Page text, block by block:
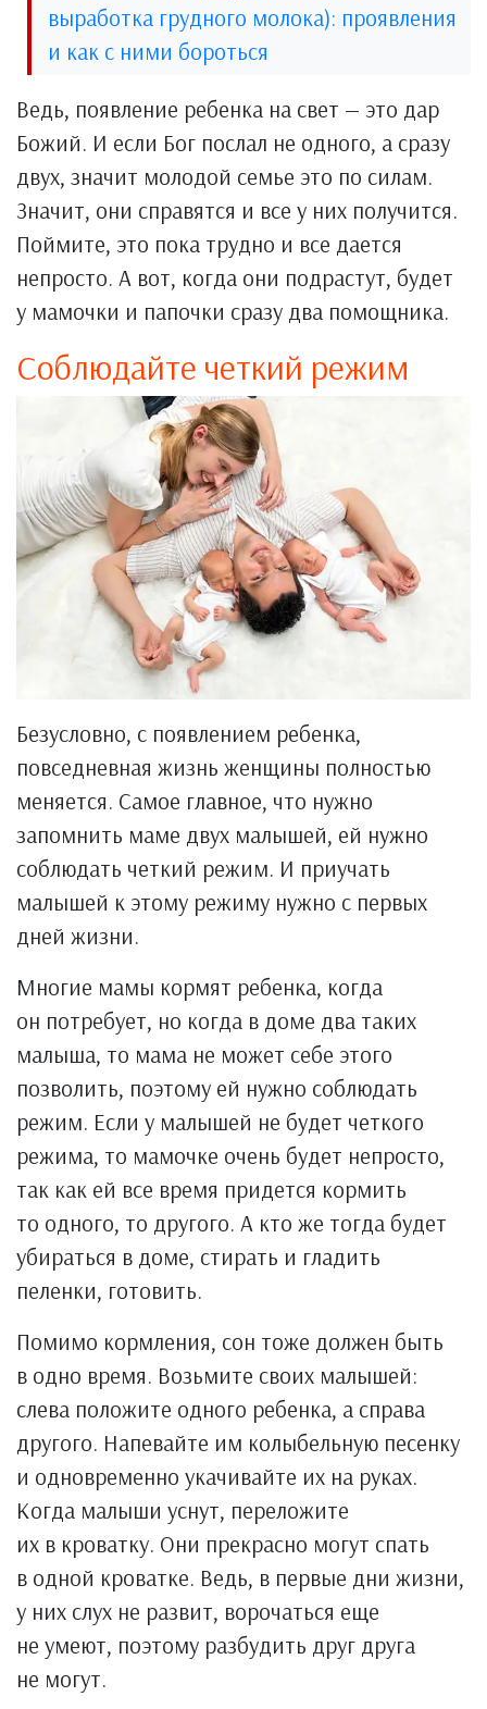
выработка грудного молока): проявления
и как с ними бороться
Ведь, появление ребенка на свет — это дар
Божий. И если Бог послал не одного, а сразу
двух, значит молодой семье это по силам.
Значит, они справятся и все у них получится.
Поймите, это пока трудно и все дается
непросто. А вот, когда они подрастут, будет
у мамочки и папочки сразу два помощника.
Соблюдайте четкий режим
Безусловно, с появлением ребенка,
повседневная жизнь женщины полностью
меняется. Самое главное, что нужно
запомнить маме двух малышей, ей нужно
соблюдать четкий режим. И приучать
малышей к этому режиму нужно с первых
дней жизни.
Многие мамы кормят ребенка, когда
он потребует, но когда в доме два таких
малыша, то мама не может себе этого
позволить, поэтому ей нужно соблюдать
режим. Если у малышей не будет четкого
режима, то мамочке очень будет непросто,
так как ей все время придется кормить
то одного, то другого. А кто же тогда будет
убираться в доме, стирать и гладить
пеленки, готовить.
Помимо кормления, сон тоже должен быть
в одно время. Возьмите своих малышей:
слева положите одного ребенка, а справа
другого. Напевайте им колыбельную песенку
и одновременно укачивайте их на руках.
Когда малыши уснут, переложите
их в кроватку. Они прекрасно могут спать
в одной кроватке. Ведь, в первые дни жизни,
у них слух не развит, ворочаться еще
не умеют, поэтому разбудить друг друга
не могут.